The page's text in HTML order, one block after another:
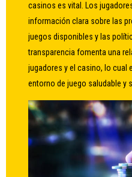
casinos es vital. Los
información clara sobre las
juegos disponibles y las
transparencia fomenta una
jugadores y el casino, lo cual
entorno de juego saludable y